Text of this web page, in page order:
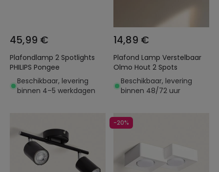
45,99 €
Plafondlamp 2 Spotlights
PHILIPS Pongee
Beschikbaar, levering
binnen 4–5 werkdagen
14,89 €
Plafond Lamp Verstelbaar
Olmo Hout 2 Spots
Beschikbaar, levering
binnen 48/72 uur
-20%